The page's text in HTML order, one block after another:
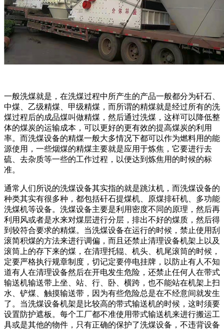
一般洗煤就是，在洗煤过程中所产生的产品一般都分为矸石、
中煤、乙级精煤、甲级精煤，而所谓的精煤就是经过所有的洗
煤过程后的成品煤叫做精煤，然后通过洗煤，这样可以降低整
体的煤炭的运输成本，可以更好的更有效的提高煤炭的利用
率。而洗煤设备的精煤一般大多情况下都可以作为燃料用的能
源使用，一些烟煤的精煤主要就是应用于炼焦，它要进行去
硫、去杂质等一些的工作过程，以便达到炼焦用的时候的标
准。
通常人们所说的洗煤设备其实指的就是跳汰机，而洗煤设备的
种类其实有很多种，都包括矸石提煤机、原煤排矸机、多功能
洗煤机等设备。洗煤设备主要是利用密度不同的原理，然后再
利用风或者是水来对煤层进行分层，排出不好的煤质，然后得
到较符合要求的精煤。当洗煤设备在运行的时候，禁止使用刮
滚简积煤的方法来进行调偏，而且还禁止清理设备机架上以及
滚筒上的存下来的煤，在清理托辊、机头、机尾滚筒的时候，
定要严格执行规章制度，切记定要停电挂牌，以防止有人不知
道有人在清理设备然后在开电发生危险，还禁止任何人在带式
输送机输送带上坐、站、行、卧、横跨，也不能站在机架上扫
水、铲煤、触摸输送带，因为有些危险总是在不经意间就发生
了。当洗煤设备机架是比较高的带式输送机的时候，这时须要
设置防护遮板。每个工厂都不准使用带式输送机来进行搬运工
具或是其他的物件，只有正确的保护了洗煤设备，不违背设备